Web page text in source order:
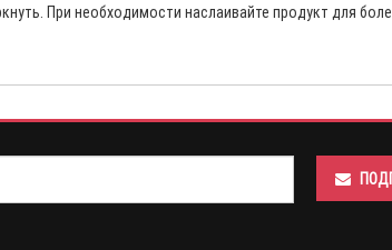
При необходимости наслаивайте продукт для